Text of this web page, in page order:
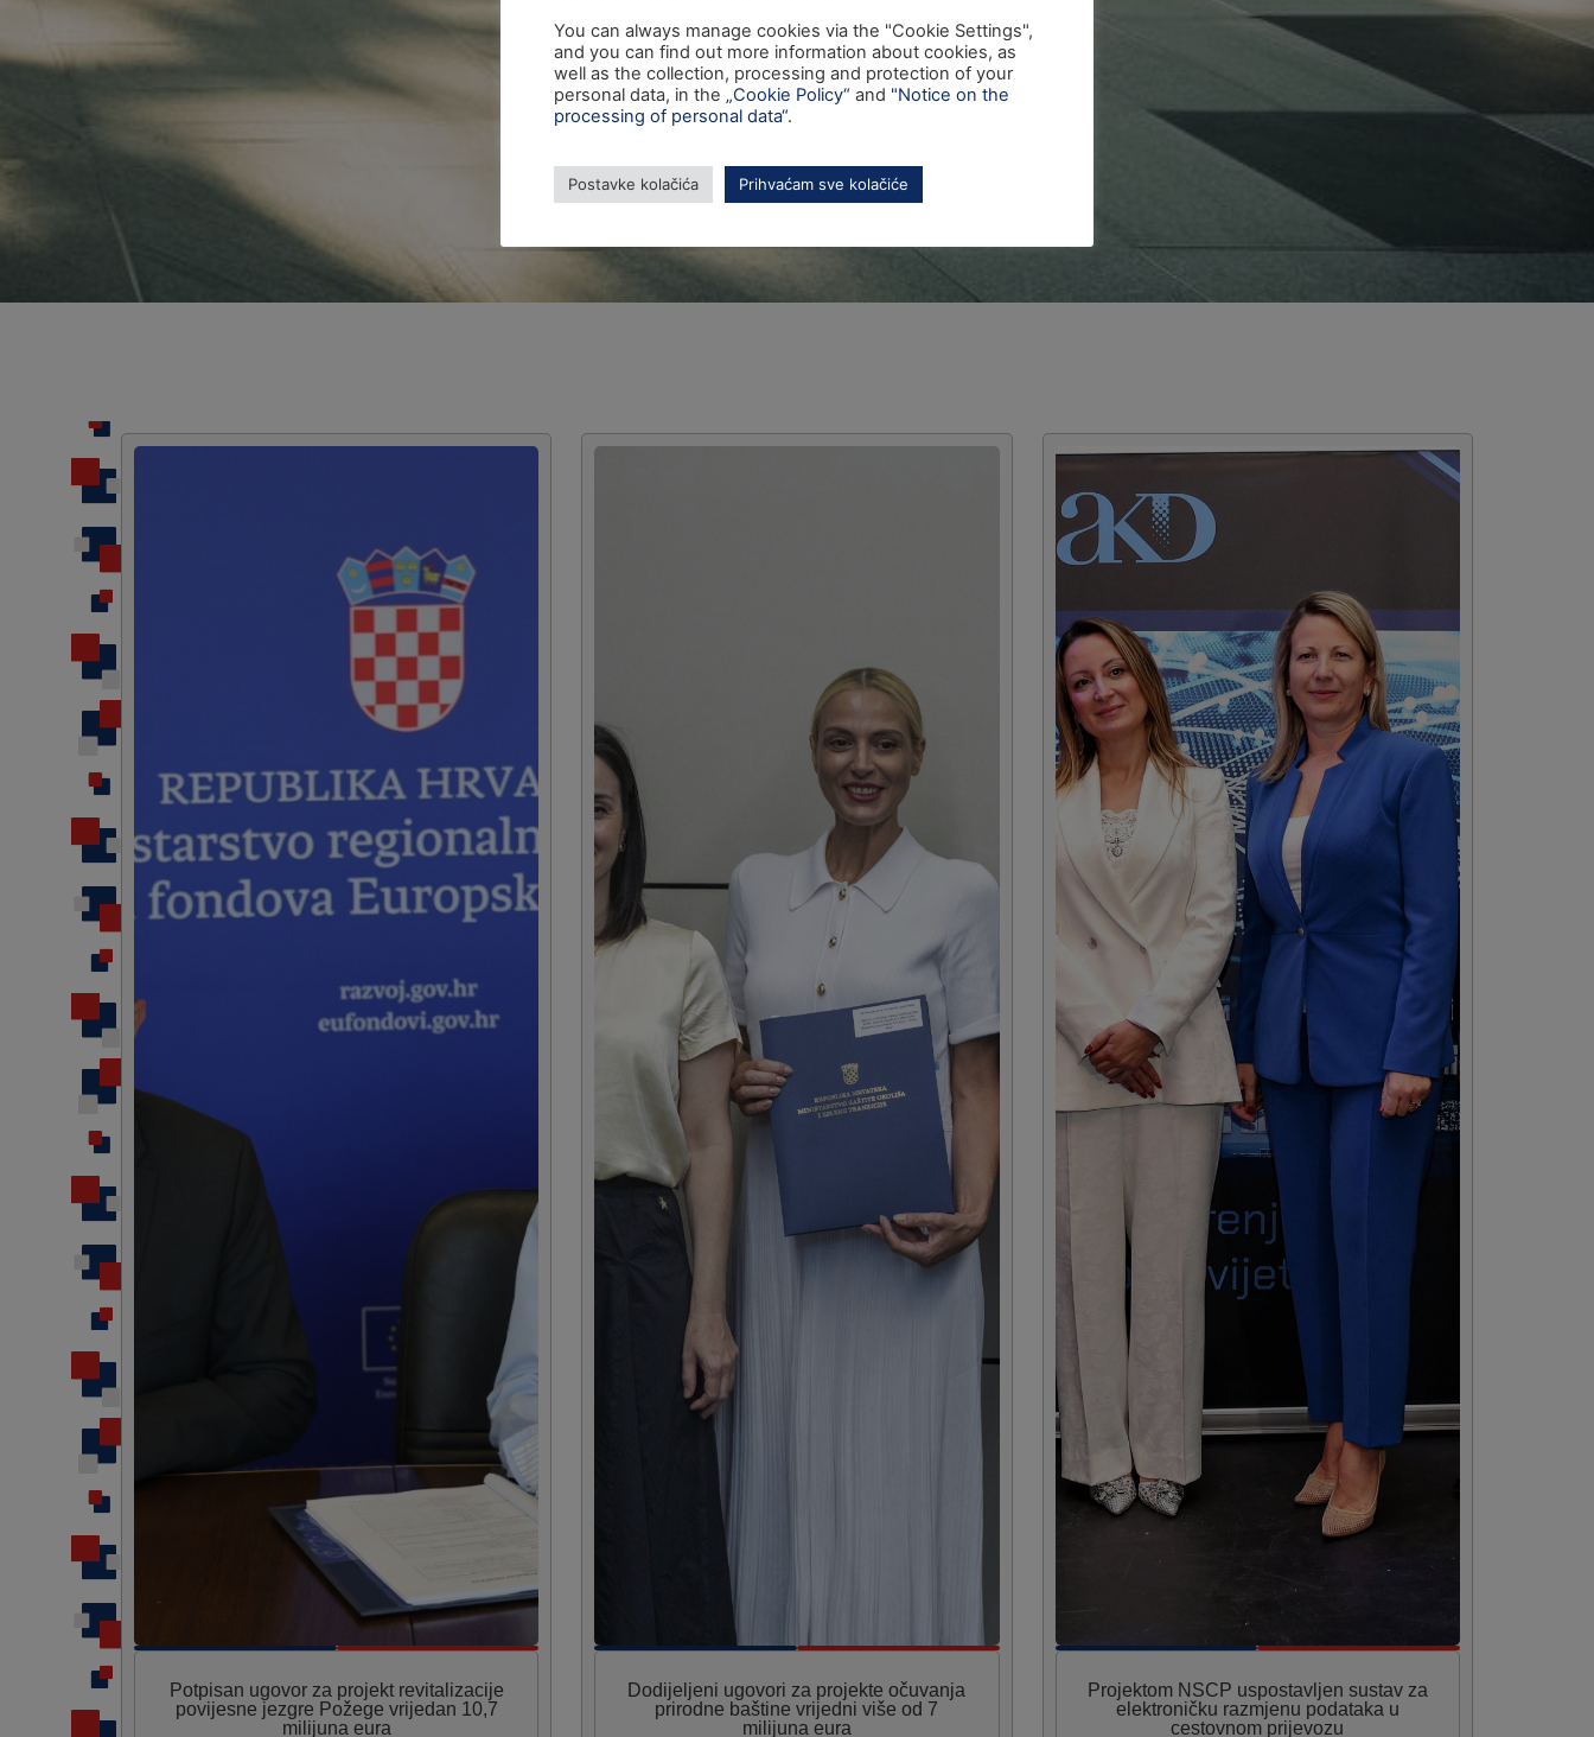
Potpisan ugovor za projekt revitalizacije
povijesne jezgre Požege vrijedan 10,7
milijuna eura
Dodijeljeni ugovori za projekte očuvanja
prirodne baštine vrijedni više od 7
milijuna eura
Projektom NSCP uspostavljen sustav za
elektroničku razmjenu podataka u
cestovnom prijevozu
You can always manage cookies via the "Cookie Settings",
and you can find out more information about cookies, as
well as the collection, processing and protection of your
personal data, in the „Cookie Policy“ and "Notice on the
processing of personal data“.
Postavke kolačića Prihvaćam sve kolačiće